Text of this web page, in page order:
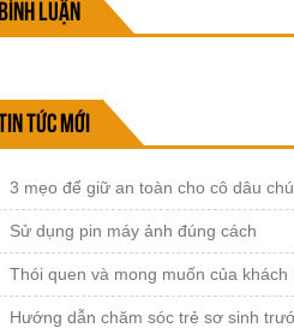
Bình luận
Tin tức mới
3 mẹo để giữ an toàn cho cô dâu
Sử dụng pin máy ảnh đúng cách
Thói quen và mong muốn của
Hướng dẫn chăm sóc trẻ sơ sinh